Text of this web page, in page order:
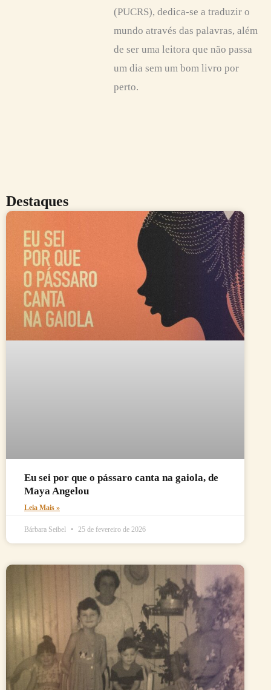
(PUCRS), dedica-se a traduzir o
mundo através das palavras, além
de ser uma leitora que não passa
um dia sem um bom livro por
perto.
Destaques
Eu sei por que o pássaro canta na gaiola, de
Maya Angelou
Leia Mais »
Bárbara Seibel 25 de fevereiro de 2026